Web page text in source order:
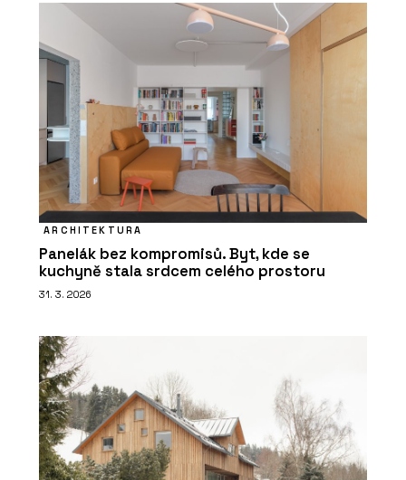
ARCHITEKTURA
Panelák bez kompromisů. Byt, kde se
kuchyně stala srdcem celého prostoru
31. 3. 2026